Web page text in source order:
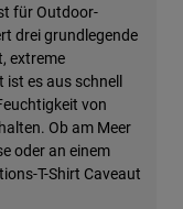
für Outdoor-
drei grundlegende
extreme
ist es aus schnell
von
Ob am Meer
oder an einem
T-Shirt Caveaut